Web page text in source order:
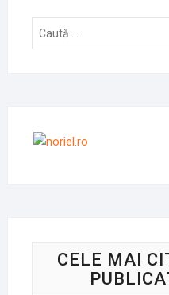
CELE MAI